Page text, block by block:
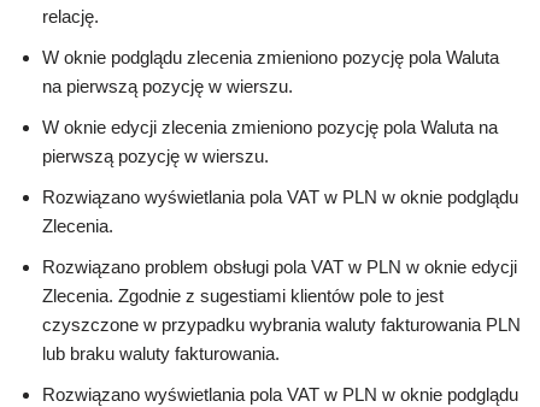
relację.
W oknie podglądu zlecenia zmieniono pozycję pola Waluta
na pierwszą pozycję w wierszu.
W oknie edycji zlecenia zmieniono pozycję pola Waluta na
pierwszą pozycję w wierszu.
Rozwiązano wyświetlania pola VAT w PLN w oknie podglądu
Zlecenia.
Rozwiązano problem obsługi pola VAT w PLN w oknie edycji
Zlecenia. Zgodnie z sugestiami klientów pole to jest
czyszczone w przypadku wybrania waluty fakturowania PLN
lub braku waluty fakturowania.
Rozwiązano wyświetlania pola VAT w PLN w oknie podglądu